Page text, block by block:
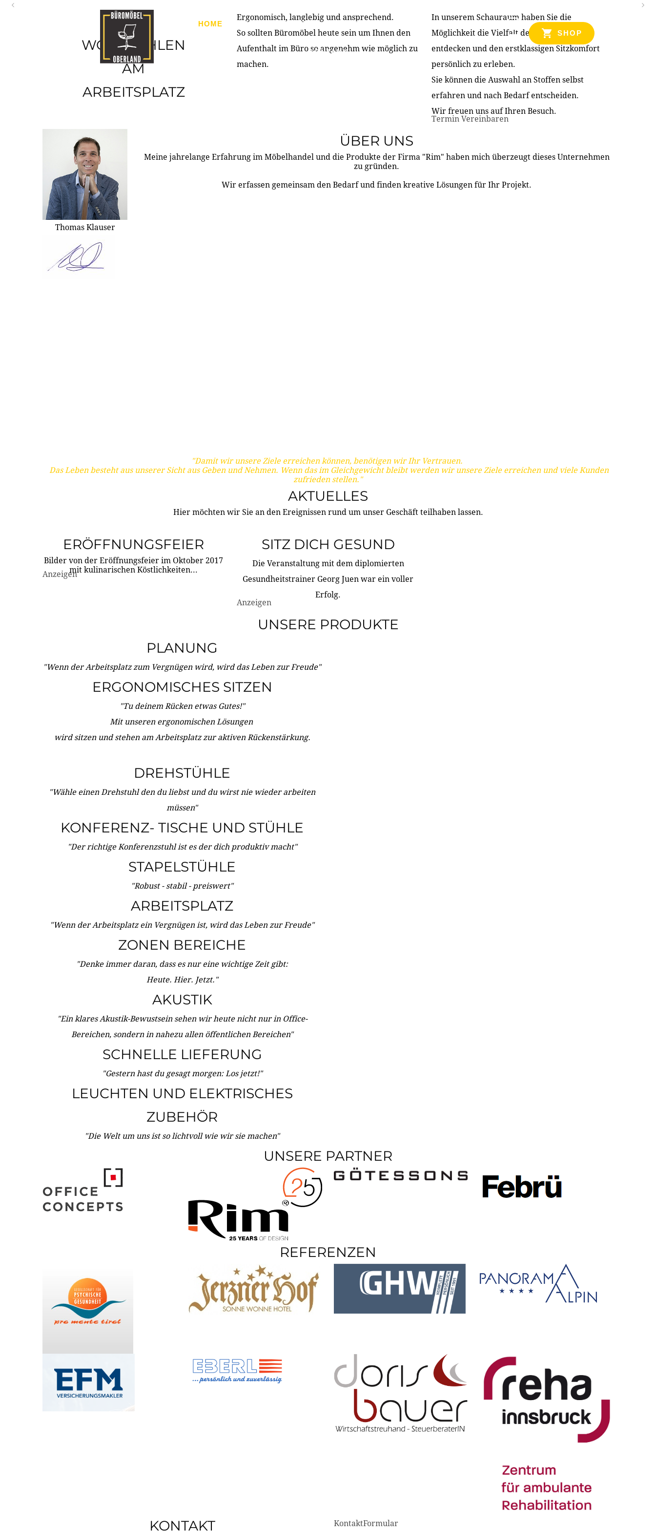
HOME PRODUKTE ÜBER UNS PARTNER & REFERENZEN
KONTAKT
SHOP
WOHLFÜHLEN
AM
ARBEITSPLATZ
Ergonomisch, langlebig und ansprechend.
So sollten Büromöbel heute sein um Ihnen den
Aufenthalt im Büro so angenehm wie möglich zu
machen.
In unserem Schauraum haben Sie die
Möglichkeit die Vielfalt der Produkte zu
entdecken und den erstklassigen Sitzkomfort
persönlich zu erleben.
Sie können die Auswahl an Stoffen selbst
erfahren und nach Bedarf entscheiden.
Wir freuen uns auf Ihren Besuch.
Termin Vereinbaren
Thomas Klauser
ÜBER UNS
Meine jahrelange Erfahrung im Möbelhandel und die Produkte der Firma "Rim" haben mich überzeugt dieses Unternehmen
zu gründen.
Wir erfassen gemeinsam den Bedarf und finden kreative Lösungen für Ihr Projekt.
"Damit wir unsere Ziele erreichen können, benötigen wir Ihr Vertrauen.
Das Leben besteht aus unserer Sicht aus Geben und Nehmen. Wenn das im Gleichgewicht bleibt werden wir unsere Ziele erreichen und viele Kunden
zufrieden stellen."
AKTUELLES
Hier möchten wir Sie an den Ereignissen rund um unser Geschäft teilhaben lassen.
ERÖFFNUNGSFEIER
Bilder von der Eröffnungsfeier im Oktober 2017
mit kulinarischen Köstlichkeiten...
Anzeigen
SITZ DICH GESUND
Die Veranstaltung mit dem diplomierten
Gesundheitstrainer Georg Juen war ein voller
Erfolg.
Anzeigen
UNSERE PRODUKTE
PLANUNG
"Wenn der Arbeitsplatz zum Vergnügen wird, wird das Leben zur Freude"
ERGONOMISCHES SITZEN
"Tu deinem Rücken etwas Gutes!"
Mit unseren ergonomischen Lösungen
wird sitzen und stehen am Arbeitsplatz zur aktiven Rückenstärkung.
DREHSTÜHLE
"Wähle einen Drehstuhl den du liebst und du wirst nie wieder arbeiten
müssen"
KONFERENZ- TISCHE UND STÜHLE
"Der richtige Konferenzstuhl ist es der dich produktiv macht"
STAPELSTÜHLE
"Robust - stabil - preiswert"
ARBEITSPLATZ
"Wenn der Arbeitsplatz ein Vergnügen ist, wird das Leben zur Freude"
ZONEN BEREICHE
"Denke immer daran, dass es nur eine wichtige Zeit gibt:
Heute. Hier. Jetzt."
AKUSTIK
"Ein klares Akustik-Bewustsein sehen wir heute nicht nur in Office-
Bereichen, sondern in nahezu allen öffentlichen Bereichen"
SCHNELLE LIEFERUNG
"Gestern hast du gesagt morgen: Los jetzt!"
LEUCHTEN UND ELEKTRISCHES
ZUBEHÖR
"Die Welt um uns ist so lichtvoll wie wir sie machen"
UNSERE PARTNER
REFERENZEN
KONTAKT KontaktFormular